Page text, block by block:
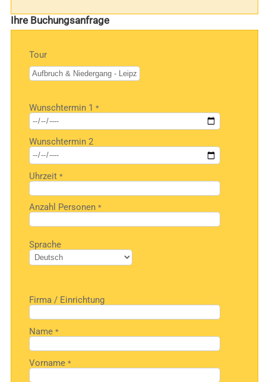
Ihre Buchungsanfrage
Tour
lasse
dieses
leer.
Wunschtermin 1*
Wunschtermin 2
Uhrzeit*
Anzahl Personen*
Bitte
lasse
dieses
Feld
Sprache
Firma / Einrichtung
Name*
Vorname*